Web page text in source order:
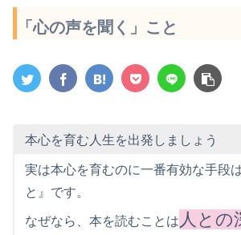
「心の声を聞く」こと
本心を育む人生を出発しましょう
実は本心を育むのに一番有効な手段
と』です。
なぜなら、本を読むことは 人との